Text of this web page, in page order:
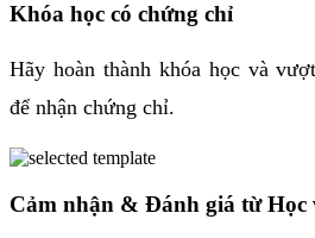
Khóa học có chứng chỉ
Hãy hoàn thành khóa học và
để nhận chứng chỉ.
Cảm nhận & Đánh giá từ Học